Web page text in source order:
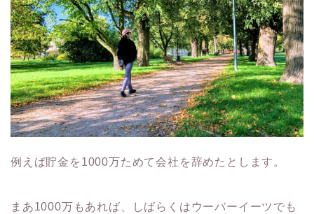
例えば貯金を1000万ためて会社を辞めたとします。
まあ1000万もあれば、しばらくはウーバーイーツでも